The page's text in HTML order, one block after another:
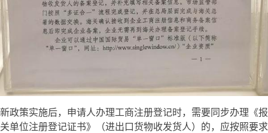
新政策实施后，申请人办理工商注册登记时，需要同步办理《报
关单位注册登记证书》（进出口货物收发货人）的，应按照要求